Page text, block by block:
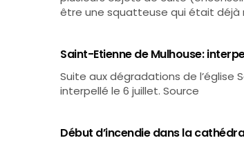
être une squatteuse qui était déjà
Saint-Etienne de Mulhouse:
Suite aux dégradations de l’église
interpellé le 6 juillet. Source
Début d’incendie dans la